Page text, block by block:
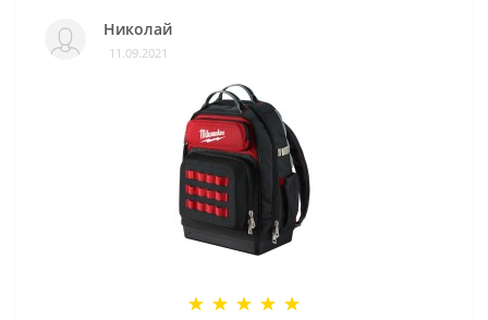
Николай
11.09.2021